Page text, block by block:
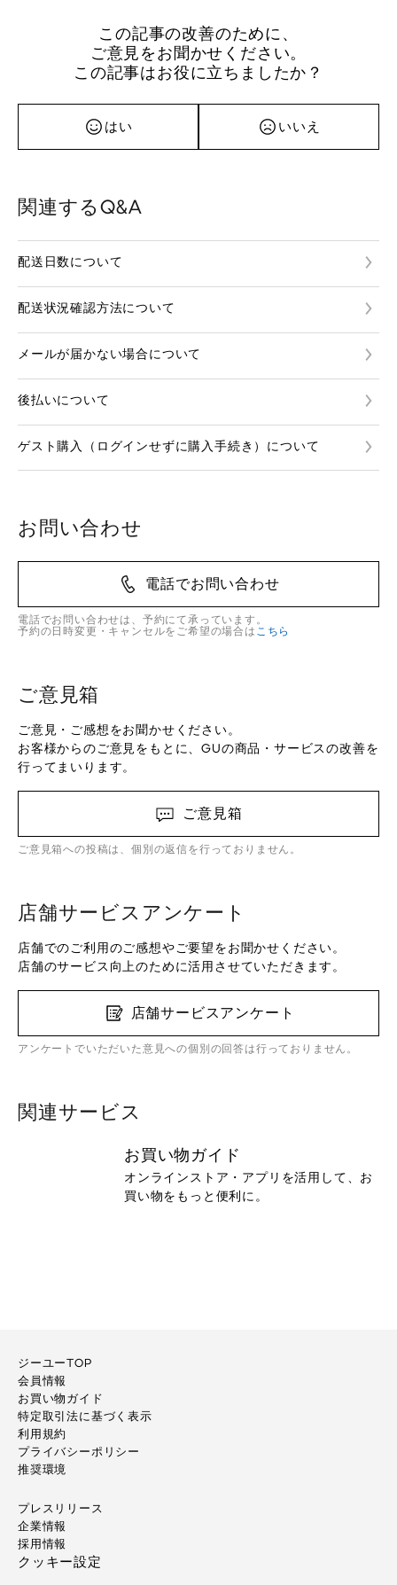
この記事の改善のために、
ご意見をお聞かせください。
この記事はお役に立ちましたか？
はい いいえ
関連するQ&A
配送日数について
配送状況確認方法について
メールが届かない場合について
後払いについて
ゲスト購入（ログインせずに購入手続き）について
お問い合わせ
電話でお問い合わせ
電話でお問い合わせは、予約にて承っています。
予約の日時変更・キャンセルをご希望の場合は こちら
ご意見箱
ご意見・ご感想をお聞かせください。
お客様からのご意見をもとに、GUの商品・サービスの改善を
行ってまいります。
ご意見箱
ご意見箱への投稿は、個別の返信を行っておりません。
店舗サービスアンケート
店舗でのご利用のご感想やご要望をお聞かせください。
店舗のサービス向上のために活用させていただきます。
店舗サービスアンケート
アンケートでいただいた意見への個別の回答は行っておりません。
関連サービス
お買い物ガイド
オンラインストア・アプリを活用して、お
買い物をもっと便利に。
ジーユーTOP
会員情報
お買い物ガイド
特定取引法に基づく表示
利用規約
プライバシーポリシー
推奨環境
プレスリリース
企業情報
採用情報
クッキー設定